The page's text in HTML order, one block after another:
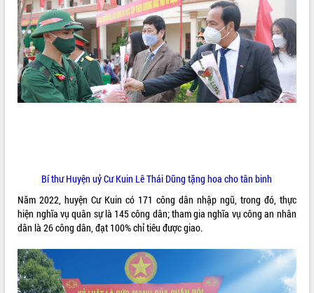
THÔNG TIN CHỈ ĐẠO ĐIỀU HÀNH
HỆ THỐNG VĂN BẢN
VĂN BẢN HĐND TỈNH
ĐIỂM TIN VĂN BẢN
Bí thư Huyện uỷ Cư Kuin Lê Thái Dũng tặng hoa cho tân binh
Năm 2022, huyện Cư Kuin có 171 công dân nhập ngũ, trong đó, thực
hiện nghĩa vụ quân sự là 145 công dân; tham gia nghĩa vụ công an nhân
dân là 26 công dân, đạt 100% chỉ tiêu được giao.